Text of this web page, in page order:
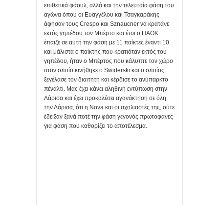
επιθετικά φάουλ, αλλά και την τελευταία φάση του
αγώνα όπου οι Ευαγγέλου και Τσαγκαράκης
άφησαν τους Crespo και Sznaucner να κρατάνε
εκτός γηπέδου τον Μπέρτο και έτσι ο ΠΑΟΚ
έπαιζε σε αυτή την φάση με 11 παίκτες έναντι 10
και μάλιστα ο παίκτης που κρατιόταν εκτός του
γηπέδου, ήταν ο Μπέρτος που κάλυπτε τον χώρο
στον οποίο κινήθηκε ο Swiderski και ο οποίος
ξεγέλασε τον διαιτητή και κέρδισε το ανύπαρκτο
πέναλτι. Μας έχει κάνει αληθινή εντύπωση στην
Λάρισα και έχει προκαλέσει αγανάκτηση σε όλη
την Λάρισα, ότι η Nova και οι σχολιαστές της, ούτε
έδειξαν ξανά ποτέ την φάση γεγονός πρωτοφανές
για φάση που καθορίζει το αποτέλεσμα.